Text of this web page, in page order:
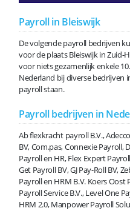
Payroll in Bleiswijk
De volgende payroll bedrijven
voor de plaats Bleiswijk in Zuid-
voor niets gezamenlijk enkele
Nederland bij diverse bedrijven
payroll staan.
Payroll bedrijven in
Ab flexkracht payroll B.V.,
BV, Com.pas, Connexie Payroll,
Payroll en HR, Flex Expert
Get Payroll BV, GJ Pay-Roll BV,
Payroll en HRM B.V. Koers Oost
Payroll Service B.V., Level One
HRM 2.0, Manpower Payroll